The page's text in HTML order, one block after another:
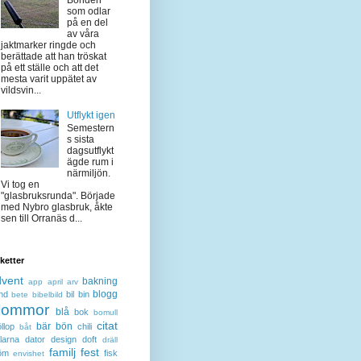
som odlar
på en del
av våra
jaktmarker ringde och
berättade att han tröskat
på ett ställe och att det
mesta varit uppätet av
vildsvin...
Utflykt igen
Semestern
s sista
dagsutflykt
ägde rum i
närmiljön.
Vi tog en
"glasbruksrunda". Började
med Nybro glasbruk, åkte
sen till Orranäs d...
app april arv bakning
bete bibelbild bil bin blogg
blå bok bomull
båt bär bön chili citat
dator design doft dräll
envishet familj fest fisk